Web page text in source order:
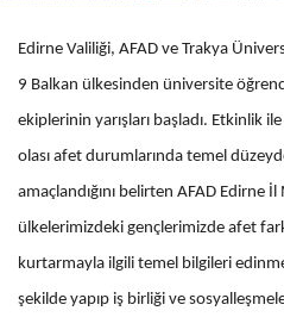
Edirne Valiliği, AFAD ve Trakya
9 Balkan ülkesinden üniversite
ekiplerinin yarışları başladı. Etkinlik
olası afet durumlarında temel
amaçlandığını belirten AFAD Edirne
ülkelerimizdeki gençlerimizde afet
kurtarmayla ilgili temel bilgileri
şekilde yapıp iş birliği ve